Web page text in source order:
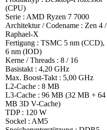
(CPU)
Serie : AMD Ryzen 7 7000
Architektur / Codename : Zen 4 /
Raphael-X
Fertigung : TSMC 5 nm (CCD),
6 nm (IOD)
Kerne / Threads : 8 / 16
Basistakt : 4,20 GHz
Max. Boost-Takt : 5,00 GHz
L2-Cache : 8 MB
L3-Cache : 96 MB (32 MB + 64
MB 3D V-Cache)
TDP : 120 W
Sockel : AM5